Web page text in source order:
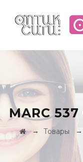
MARC
→ Товары →